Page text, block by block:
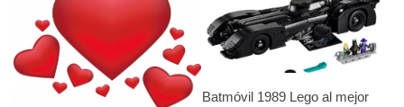
Batmóvil 1989 Lego al mejor